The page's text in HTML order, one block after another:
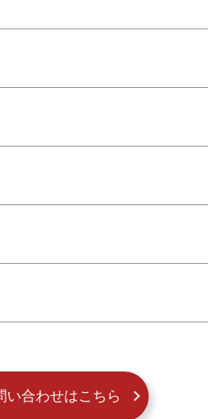
い合わせはこちら